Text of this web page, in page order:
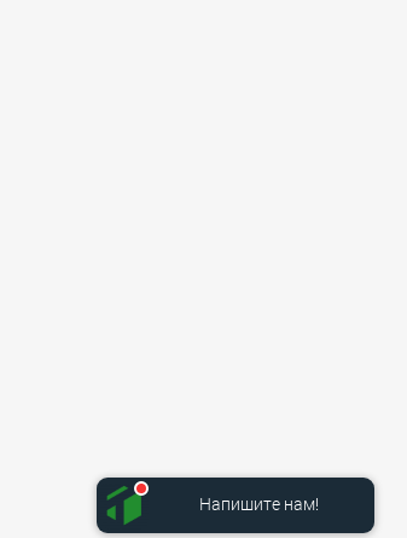
Напишите нам!